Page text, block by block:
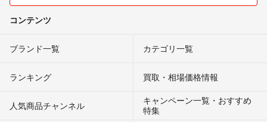
コンテンツ
ブランド一覧 カテゴリ一覧
ランキング 買取・相場価格情報
人気商品チャンネル
キャンペーン一覧・おすすめ
特集